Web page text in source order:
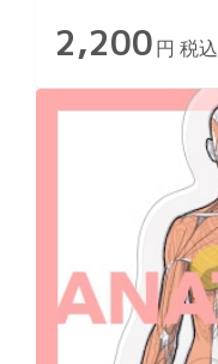
2,200 円 税込